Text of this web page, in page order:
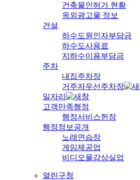
건축물인허가 현황
옥외광고물 정보
건설
하수도원인자부담금
하수도사용료
지하수이용부담금
주차
내집주차장
거주자우선주차장
일자리
고객만족행정
행정서비스헌장
행정정보공개
노래연습장
게임제공업
비디오물감상실업
열린구청